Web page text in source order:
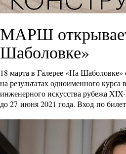
МАРШ открывает
Шаболовке»
18 марта в Галерее «На
на результатах одноименного
инженерного искусства рубежа
до 27 июня 2021 года. Вход по